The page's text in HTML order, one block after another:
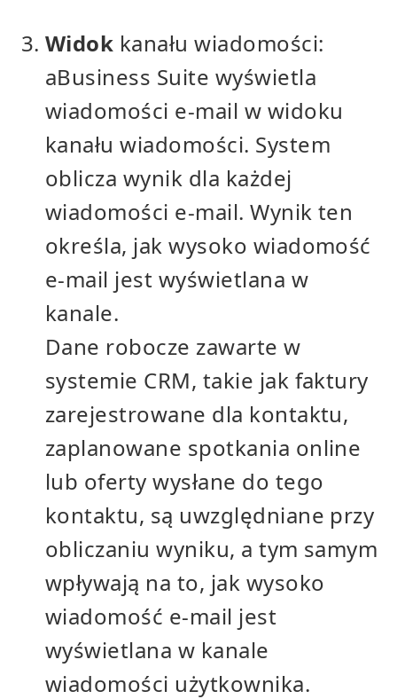
Widok kanału wiadomości:
aBusiness Suite wyświetla
wiadomości e-mail w widoku
kanału wiadomości. System
oblicza wynik dla każdej
wiadomości e-mail. Wynik ten
określa, jak wysoko wiadomość
e-mail jest wyświetlana w
kanale.
Dane robocze zawarte w
systemie CRM, takie jak faktury
zarejestrowane dla kontaktu,
zaplanowane spotkania online
lub oferty wysłane do tego
kontaktu, są uwzględniane przy
obliczaniu wyniku, a tym samym
wpływają na to, jak wysoko
wiadomość e-mail jest
wyświetlana w kanale
wiadomości użytkownika.